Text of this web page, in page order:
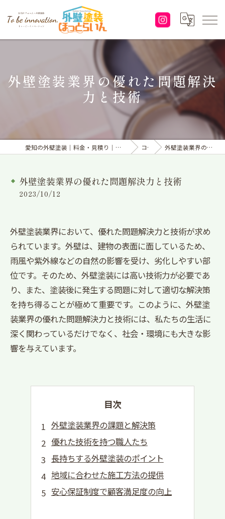
外壁塗装業界の優れた問題解決
力と技術
愛知の外壁塗装｜料金・見積り｜塗り替えなら「株式会社To be innovation.」へ コラム 外壁塗装業界の優れた問題解決力と技術
外壁塗装業界の優れた問題解決力と技術
2023/10/12
外壁塗装業界において、優れた問題解決力と技術が求め
られています。外壁は、建物の表面に面しているため、
雨風や紫外線などの自然の影響を受け、劣化しやすい部
位です。そのため、外壁塗装には高い技術力が必要であ
り、また、塗装後に発生する問題に対して適切な解決策
を持ち得ることが極めて重要です。このように、外壁塗
装業界の優れた問題解決力と技術には、私たちの生活に
深く関わっているだけでなく、社会・環境にも大きな影
響を与えています。
目次
外壁塗装業界の課題と解決策
優れた技術を持つ職人たち
長持ちする外壁塗装のポイント
地域に合わせた施工方法の提供
安心保証制度で顧客満足度の向上